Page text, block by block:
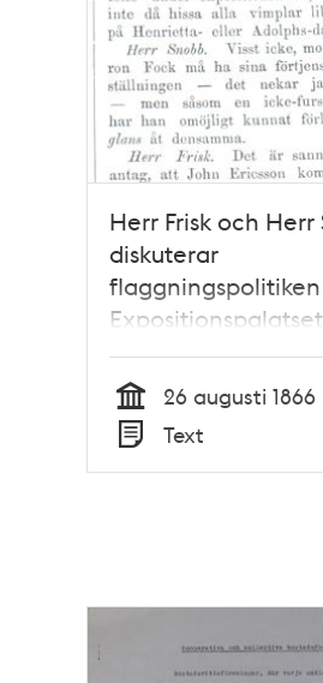
Herr Frisk och Herr
diskuterar
1866. Satirisk dialog i
Söndags-Nisse –
Illustreradt
Skämt, Humor och
Tid
26 augusti 1866
Typ
Text